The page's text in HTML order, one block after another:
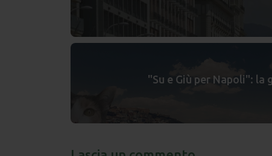
"Su e Giù per Napoli":